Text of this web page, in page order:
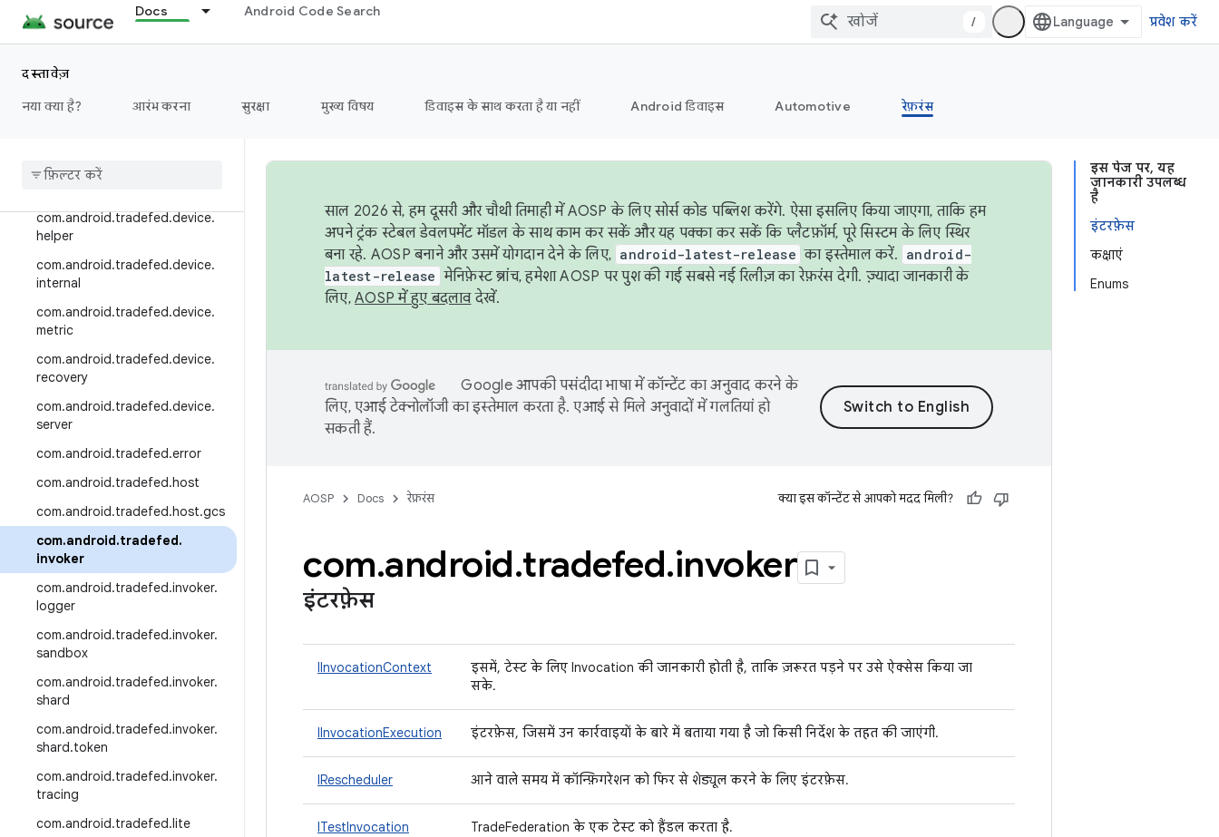
Docs Android Code Search
/ प्रवेश करें
दस्तावेज़
नया क्या है?
आरंभ करना सुरक्षा मुख्य विषय डिवाइस के साथ करता है या नहीं Android डिवाइस Automotive रेफ़रंस
com.android.tradefed.device.batt
ery
com.android.tradefed.device.cl
com.android
com.android.tradefed.device.
helper
com.android.tradefed.device.
internal
com.android.tradefed.device.
metric
com.android.tradefed.device.
recovery
com.android.tradefed.device.
server
com.android.tradefed.error
com.android.tradefed.host
com.android.tradefed.host.gcs
com.android.tradefed.
invoker
com.android.tradefed.invoker.
logger
com.android.tradefed.invoker.
sandbox
com.android.tradefed.invoker.
shard
com.android.tradefed.invoker.
shard.token
com.android.tradefed.invoker.
tracing
com.android.tradefed.lite
इस पेज पर, यह
जानकारी उपलब्ध
है
इंटरफ़ेस
कक्षाएं
Enums
साल 2026 से, हम दूसरी और चौथी तिमाही में AOSP के लिए सोर्स कोड पब्लिश करेंगे. ऐसा इसलिए किया जाएगा, ताकि हम
अपने ट्रंक स्टेबल डेवलपमेंट मॉडल के साथ काम कर सकें और यह पक्का कर सकें कि प्लैटफ़ॉर्म, पूरे सिस्टम के लिए स्थिर
बना रहे. AOSP बनाने और उसमें योगदान देने के लिए, android-latest-release का इस्तेमाल करें. android-
latest-release मेनिफ़ेस्ट ब्रांच, हमेशा AOSP पर पुश की गई सबसे नई रिलीज़ का रेफ़रंस देगी. ज़्यादा जानकारी के
लिए, AOSP में हुए बदलावदेखें.
Google आपकी पसंदीदा भाषा में कॉन्टेंट का अनुवाद करने के
लिए, एआई टेक्नोलॉजी का इस्तेमाल करता है. एआई से मिले अनुवादों में गलतियां हो
सकती हैं.
AOSP Docs रेफ़रंस क्या इस कॉन्टेंट से आपको मदद मिली?
com.android.tradefed.invoker
इंटरफ़ेस
IInvocationContext
इसमें, टेस्ट के लिए Invocation की जानकारी होती है, ताकि ज़रूरत पड़ने पर उसे ऐक्सेस किया जा
सके.
IInvocationExecution इंटरफ़ेस, जिसमें उन कार्रवाइयों के बारे में बताया गया है जो किसी निर्देश के तहत की जाएंगी.
IRescheduler आने वाले समय में कॉन्फ़िगरेशन को फिर से शेड्यूल करने के लिए इंटरफ़ेस.
ITestInvocation TradeFederation के एक टेस्ट को हैंडल करता है.